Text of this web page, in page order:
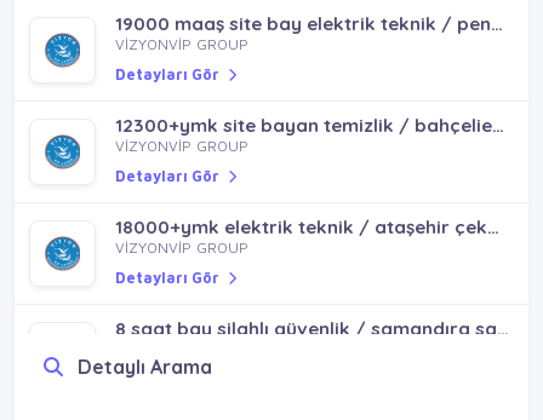
18000+ymk+yol bay güvenlik / tuzla içmeler orhanlı aydınlı
VİZYONVİP GROUP
Detayları Gör
VİZYONVİP GROUP
VİZYONVİP GROUP
VİZYONVİP GROUP
VİZYONVİP GROUP
Detaylı Arama